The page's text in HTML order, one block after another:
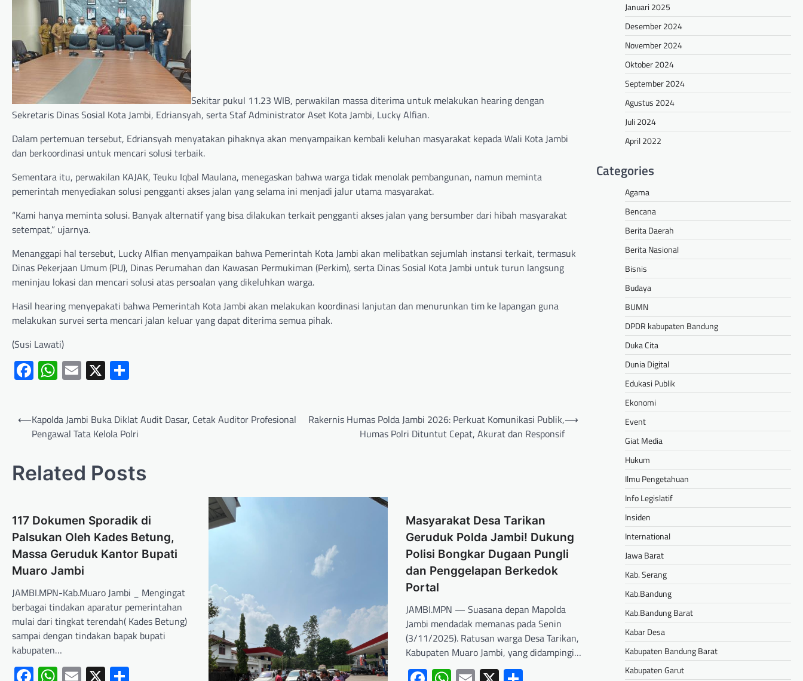
Sekitar pukul 11.23 WIB, perwakilan massa diterima untuk melakukan hearing dengan
Sekretaris Dinas Sosial Kota Jambi, Edriansyah, serta Staf Administrator Aset Kota Jambi, Lucky Alfian.
Dalam pertemuan tersebut, Edriansyah menyatakan pihaknya akan menyampaikan kembali keluhan masyarakat kepada Wali Kota Jambi
dan berkoordinasi untuk mencari solusi terbaik.
Sementara itu, perwakilan KAJAK, Teuku Iqbal Maulana, menegaskan bahwa warga tidak menolak pembangunan, namun meminta
pemerintah menyediakan solusi pengganti akses jalan yang selama ini menjadi jalur utama masyarakat.
“Kami hanya meminta solusi. Banyak alternatif yang bisa dilakukan terkait pengganti akses jalan yang bersumber dari hibah masyarakat
setempat,” ujarnya.
Menanggapi hal tersebut, Lucky Alfian menyampaikan bahwa Pemerintah Kota Jambi akan melibatkan sejumlah instansi terkait, termasuk
Dinas Pekerjaan Umum (PU), Dinas Perumahan dan Kawasan Permukiman (Perkim), serta Dinas Sosial Kota Jambi untuk turun langsung
meninjau lokasi dan mencari solusi atas persoalan yang dikeluhkan warga.
Hasil hearing menyepakati bahwa Pemerintah Kota Jambi akan melakukan koordinasi lanjutan dan menurunkan tim ke lapangan guna
melakukan survei serta mencari jalan keluar yang dapat diterima semua pihak.
(Susi Lawati)
Facebook
WhatsApp
Email
X
⟵Kapolda Jambi Buka Diklat Audit Dasar, Cetak Auditor Profesional
Pengawal Tata Kelola Polri
Rakernis Humas Polda Jambi 2026: Perkuat Komunikasi Publik,
Humas Polri Dituntut Cepat, Akurat dan Responsif
⟶
Related Posts
117 Dokumen Sporadik di
Palsukan Oleh Kades Betung,
Massa Geruduk Kantor Bupati
Muaro Jambi
JAMBI.MPN-Kab.Muaro Jambi _ Mengingat
berbagai tindakan aparatur pemerintahan
mulai dari tingkat terendah( Kades Betung)
sampai dengan tindakan bapak bupati
kabupaten…
Masyarakat Desa Tarikan
Geruduk Polda Jambi! Dukung
Polisi Bongkar Dugaan Pungli
dan Penggelapan Berkedok
Portal
JAMBI.MPN — Suasana depan Mapolda
Jambi mendadak memanas pada Senin
(3/11/2025). Ratusan warga Desa Tarikan,
Kabupaten Muaro Jambi, yang didampingi…
Januari 2025
Desember 2024
November 2024
Oktober 2024
September 2024
Agustus 2024
Juli 2024
April 2022
Categories
Agama
Bencana
Berita Daerah
Berita Nasional
Bisnis
Budaya
BUMN
DPDR kabupaten Bandung
Duka Cita
Dunia Digital
Edukasi Publik
Ekonomi
Event
Giat Media
Hukum
Ilmu Pengetahuan
Info Legislatif
Insiden
International
Jawa Barat
Kab. Serang
Kab.Bandung
Kab.Bandung Barat
Kabar Desa
Kabupaten Bandung Barat
Kabupaten Garut